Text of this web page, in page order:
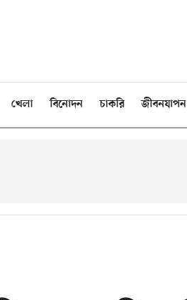
খেলা বিনোদন চাকরি জীবনযাপন